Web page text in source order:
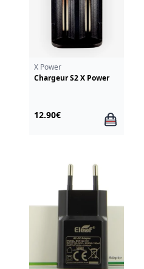
X Power
Chargeur S2 X Power
12.90€